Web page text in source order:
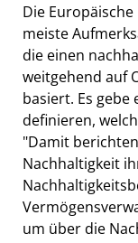
Die
meiste
die einen
weitgehend auf
basiert. Es gebe
definieren,
"Damit
Nachhaltigkeit
um über die